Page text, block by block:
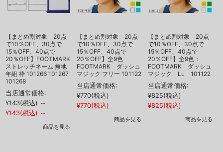
【まとめ割対象 20点
で10％OFF、30点で
15％OFF、40点で
20％OFF】FOOTMARK
ストレッチネーム 無地
年組 枠 101266 101267
101268
当店通常価格:
¥143(税込) ～
¥143(税込) ～
商品を見る
【まとめ割対象 20点
で10％OFF、30点で
15％OFF、40点で
20％OFF】全9色
FOOTMARK ダッシュ
マジック フリー 101122
当店通常価格:
¥770(税込)
¥770(税込)
商品を見る
【まとめ割対象 20点
で10％OFF、30点で
15％OFF、40点で
20％OFF】全9色：
FOOTMARK ダッシュ
マジック LL 101122
当店通常価格:
¥825(税込)
¥825(税込)
商品を見る